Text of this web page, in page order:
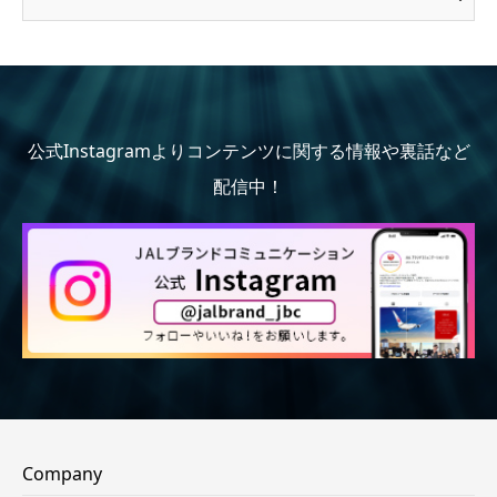
公式Instagramよりコンテンツに関する情報や裏話など
配信中！
Company